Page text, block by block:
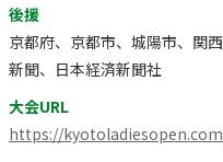
後援
京都府、京都市、城陽市、関
新聞、日本経済新聞社
大会URL
https://